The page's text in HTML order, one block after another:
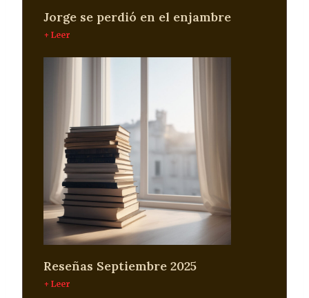
Jorge se perdió en el enjambre
+ Leer
Reseñas Septiembre 2025
+ Leer